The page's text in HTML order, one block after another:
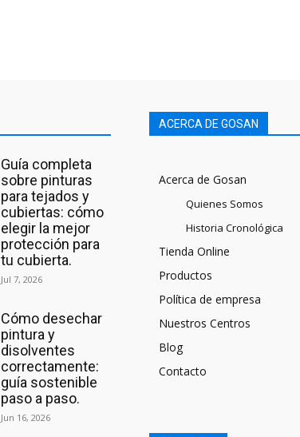
Guía completa
sobre pinturas
para tejados y
cubiertas: cómo
elegir la mejor
protección para
tu cubierta.
Jul 7, 2026
Cómo desechar
pintura y
disolventes
correctamente:
guía sostenible
paso a paso.
Jun 16, 2026
ACERCA DE GOSAN
Acerca de Gosan
Quienes Somos
Historia Cronológica
Tienda Online
Productos
Política de empresa
Nuestros Centros
Blog
Contacto